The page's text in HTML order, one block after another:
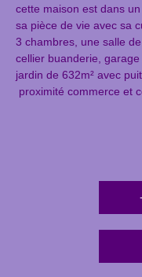
cette maison est dans
sa pièce de vie avec sa
3 chambres, une salle
cellier buanderie, garage
jardin de 632m² avec puit
proximité commerce et